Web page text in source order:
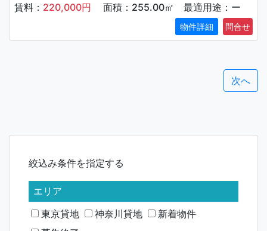
賃料： 220,000円 面積：255.00㎡ 最適用途：ー
物件詳細
次へ
絞込み条件を指定する
エリア
東京貸地
神奈川貸地
新着物件